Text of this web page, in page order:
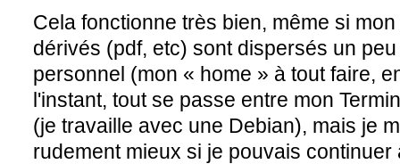
Cela fonctionne très bien, même si
dérivés (pdf, etc) sont dispersés un
personnel (mon « home » à tout faire,
l'instant, tout se passe entre mon
(je travaille avec une Debian), mais je
rudement mieux si je pouvais continuer